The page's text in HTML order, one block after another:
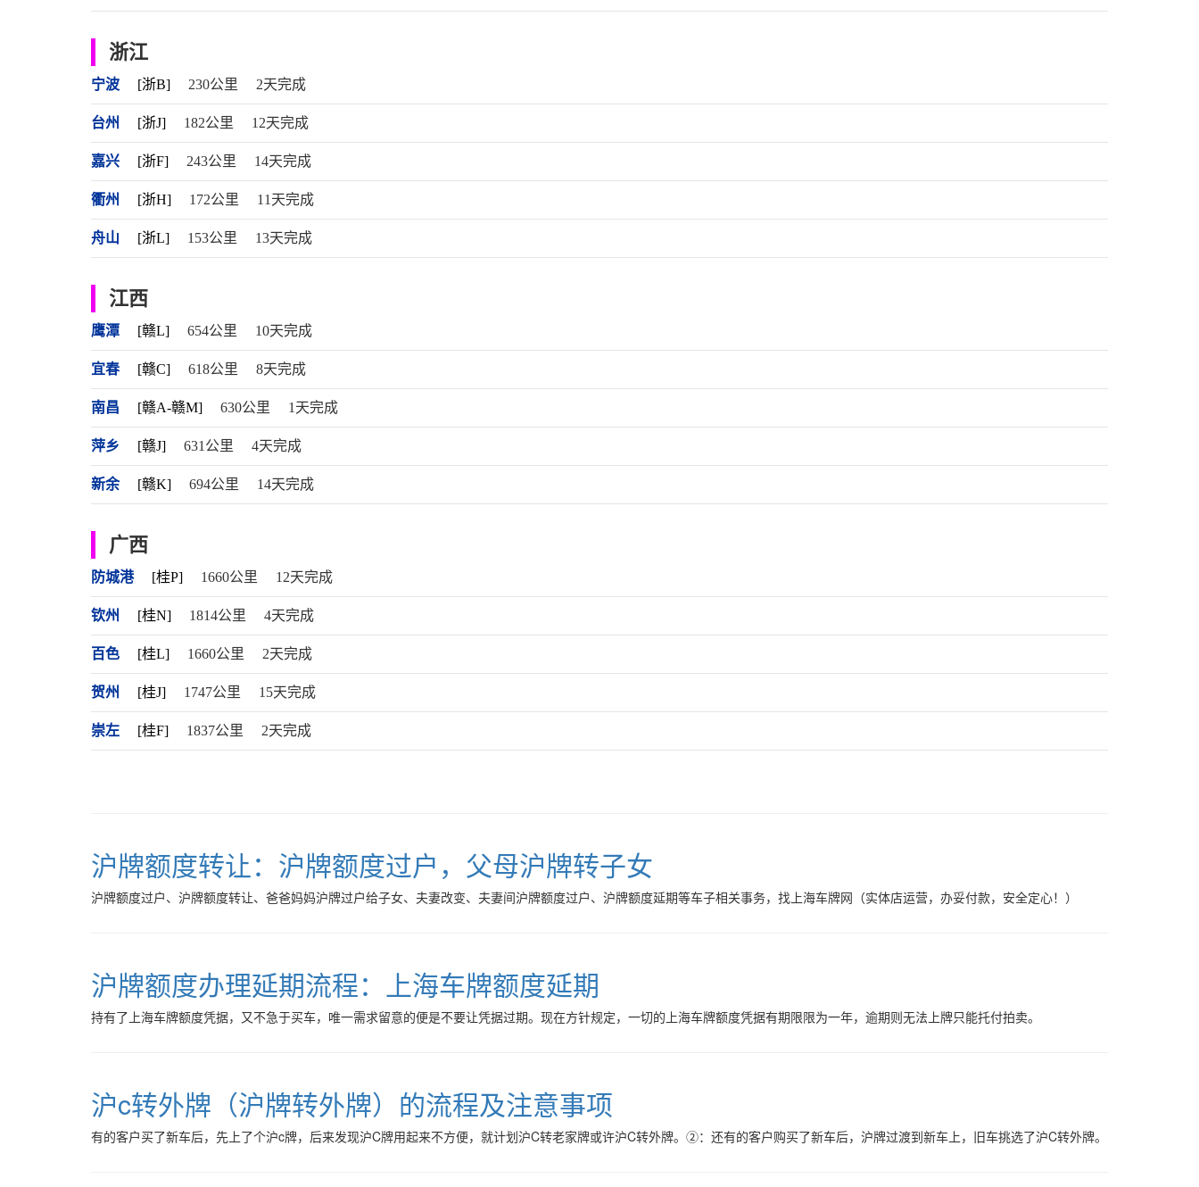
浙江
宁波 [浙B] 230公里 2天完成
台州 [浙J] 182公里 12天完成
嘉兴 [浙F] 243公里 14天完成
衢州 [浙H] 172公里 11天完成
舟山 [浙L] 153公里 13天完成
江西
鹰潭 [赣L] 654公里 10天完成
宜春 [赣C] 618公里 8天完成
南昌 [赣A-赣M] 630公里 1天完成
萍乡 [赣J] 631公里 4天完成
新余 [赣K] 694公里 14天完成
广西
防城港 [桂P] 1660公里 12天完成
钦州 [桂N] 1814公里 4天完成
百色 [桂L] 1660公里 2天完成
贺州 [桂J] 1747公里 15天完成
崇左 [桂F] 1837公里 2天完成
沪牌额度转让：沪牌额度过户，父母沪牌转子女
沪牌额度过户、沪牌额度转让、爸爸妈妈沪牌过户给子女、夫妻改变、夫妻间沪牌额度过户、沪牌额度延期等车子相关事务，找上海车牌网（实体店运营，办妥付款，安全定心！）
沪牌额度办理延期流程：上海车牌额度延期
持有了上海车牌额度凭据，又不急于买车，唯一需求留意的便是不要让凭据过期。现在方针规定，一切的上海车牌额度凭据有期限限为一年，逾期则无法上牌只能托付拍卖。
沪c转外牌（沪牌转外牌）的流程及注意事项
有的客户买了新车后，先上了个沪c牌，后来发现沪C牌用起来不方便，就计划沪C转老家牌或许沪C转外牌。②：还有的客户购买了新车后，沪牌过渡到新车上，旧车挑选了沪C转外牌。